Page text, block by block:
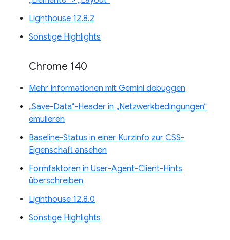
Lighthouse 12.8.2
Sonstige Highlights
Chrome 140
Mehr Informationen mit Gemini debuggen
„Save-Data“-Header in „Netzwerkbedingungen“
emulieren
Baseline-Status in einer Kurzinfo zur CSS-
Eigenschaft ansehen
Formfaktoren in User-Agent-Client-Hints
überschreiben
Lighthouse 12.8.0
Sonstige Highlights